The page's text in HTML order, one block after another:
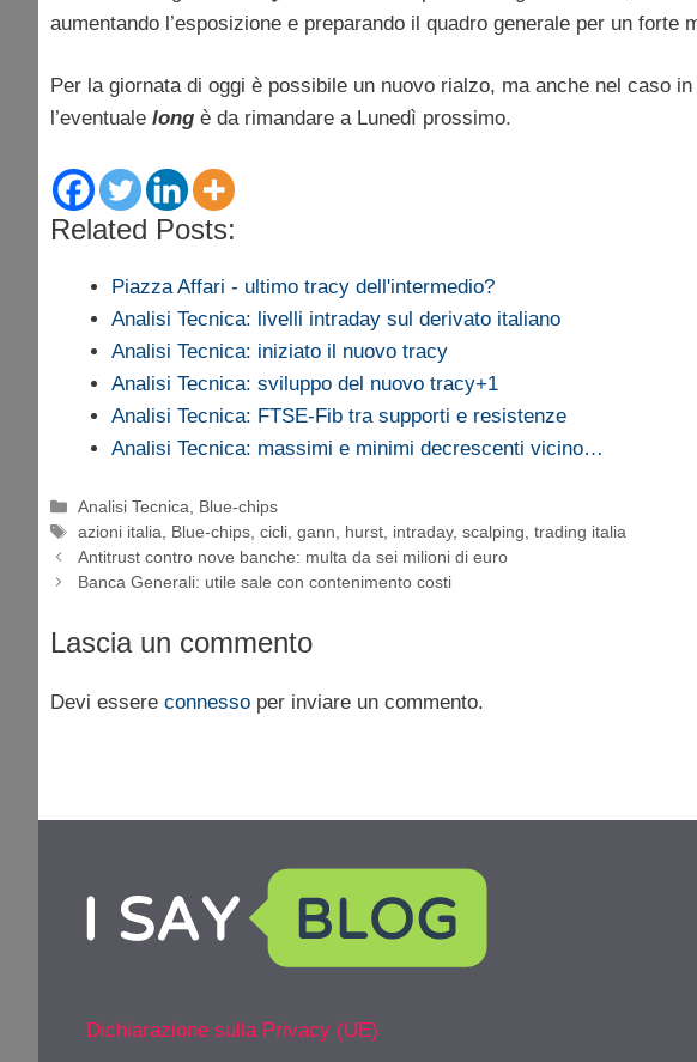
aumentando l’esposizione e preparando il quadro generale per un forte
Per la giornata di oggi è possibile un nuovo rialzo, ma anche nel caso
l’eventuale long è da rimandare a Lunedì prossimo.
Related Posts:
Piazza Affari - ultimo tracy dell'intermedio?
Analisi Tecnica: livelli intraday sul derivato italiano
Analisi Tecnica: iniziato il nuovo tracy
Analisi Tecnica: sviluppo del nuovo tracy+1
Analisi Tecnica: FTSE-Fib tra supporti e resistenze
Analisi Tecnica: massimi e minimi decrescenti vicino…
Categorie
Analisi Tecnica
Blue-chips
Tag
azioni italia Blue-chips ,cicli ,gann hurst intraday,scalping ,trading italia
Antitrust contro nove banche: multa da sei milioni di euro
Banca Generali: utile sale con contenimento costi
Lascia un commento
Devi essere connesso per inviare un commento.
Dichiarazione sulla Privacy (UE)